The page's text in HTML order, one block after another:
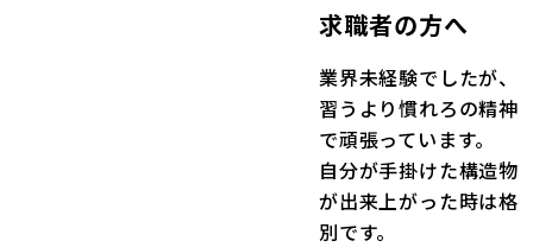
求職者の方へ
業界未経験でしたが、
習うより慣れろの精神
で頑張っています。
自分が手掛けた構造物
が出来上がった時は格
別です。